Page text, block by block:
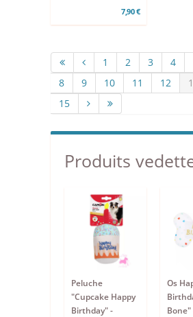
7,90 €
1 2 3 4
8
9 10 11 12
15
Produits
Peluche
"Cupcake Happy
Birthday" -
Os
Bone"